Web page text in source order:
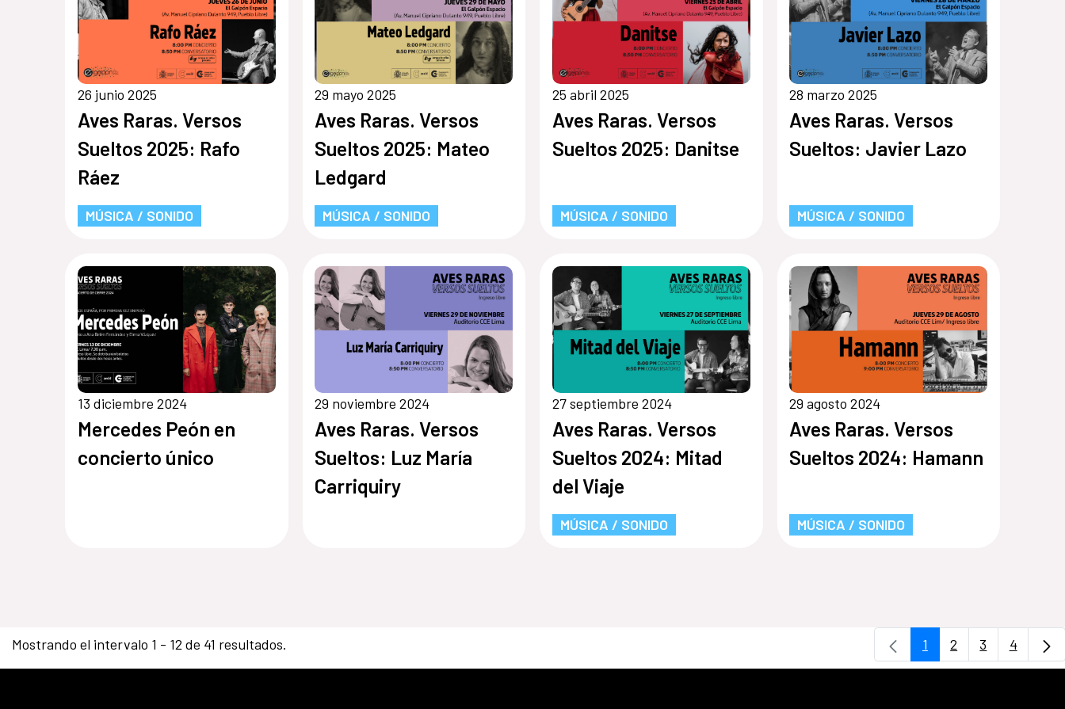
26 junio 2025
Aves Raras. Versos
Sueltos 2025: Rafo
Ráez
MÚSICA / SONIDO
29 mayo 2025
Aves Raras. Versos
Sueltos 2025: Mateo
Ledgard
MÚSICA / SONIDO
25 abril 2025
Aves Raras. Versos
Sueltos 2025: Danitse
MÚSICA / SONIDO
28 marzo 2025
Aves Raras. Versos
Sueltos: Javier Lazo
MÚSICA / SONIDO
13 diciembre 2024
Mercedes Peón en
concierto único
29 noviembre 2024
Aves Raras. Versos
Sueltos: Luz María
Carriquiry
27 septiembre 2024
Aves Raras. Versos
Sueltos 2024: Mitad
del Viaje
MÚSICA / SONIDO
29 agosto 2024
Aves Raras. Versos
Sueltos 2024: Hamann
MÚSICA / SONIDO
Mostrando el intervalo 1 - 12 de 41 resultados. Página
1 Página
2 Página
3 Página
4